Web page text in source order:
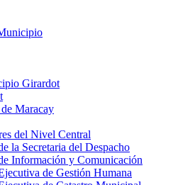
Girardot
Maracay
del Nivel Central
la Secretaria del Despacho
Información y Comunicación
de Gestión Humana